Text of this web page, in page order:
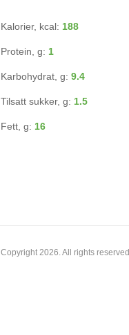
Kalorier, kcal: 188
Protein, g: 1
Karbohydrat, g: 9.4
Tilsatt sukker, g: 1.5
Fett, g: 16
Copyright 2026. All rights reserved